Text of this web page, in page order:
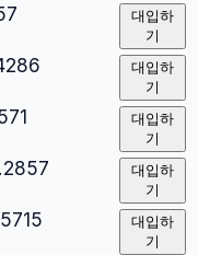
대입하
기
대입하
기
대입하
기
대입하
기
대입하
기